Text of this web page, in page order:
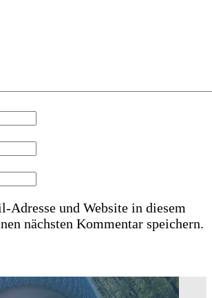
Adresse und Website in diesem
nächsten Kommentar speichern.